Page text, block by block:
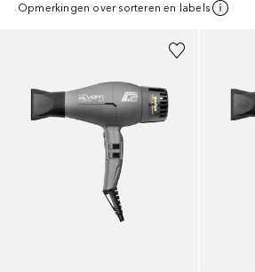
Opmerkingen over sorteren en labels